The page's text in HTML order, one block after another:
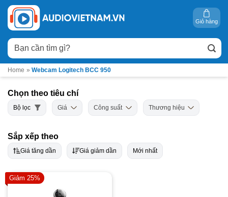
Bỏ
qua
nội
dung
Tìm
kiếm:
Giỏ hàng
Home » Webcam Logitech BCC 950
Chọn theo tiêu chí
Bộ lọc Giá Công suất Thương hiệu
Sắp xếp theo
Giá tăng dần Giá giảm dần Mới nhất
Giảm 25%